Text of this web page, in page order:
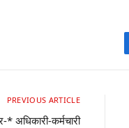
PREVIOUS ARTICLE
अधिकारी-कर्मचारी